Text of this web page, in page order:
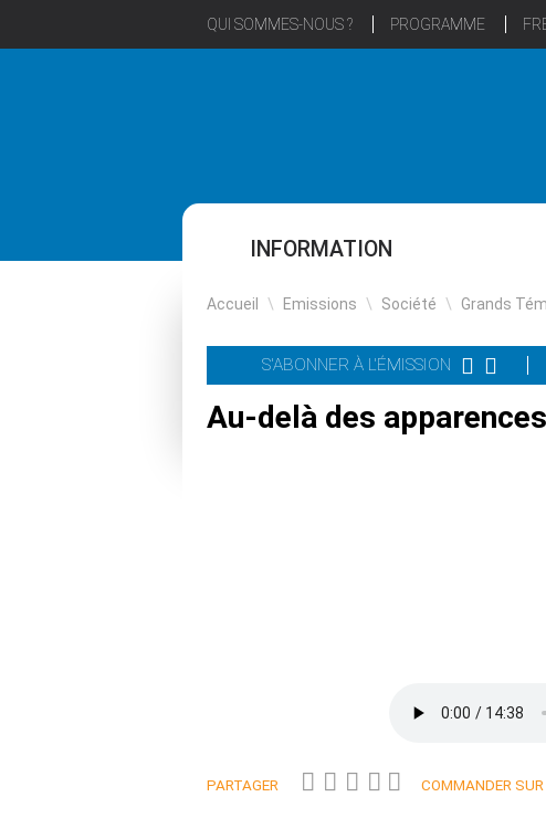
QUI SOMMES-NOUS ? PROGRAMME
INFORMATION
Accueil \ Emissions \ Société \ Grands
S'ABONNER À L'ÉMISSION
Au-delà des
PARTAGER COMMANDER SUR